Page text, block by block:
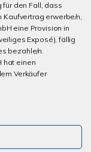
für den Fall, dass
Kaufvertrag erwerbe/n,
eine Provision in
Exposé), fällig
bezahle/n.
hat einen
Verkäufer